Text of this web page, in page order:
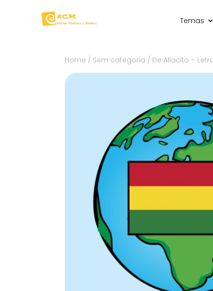
Temas
Home / Sem categoria / De Allacito –